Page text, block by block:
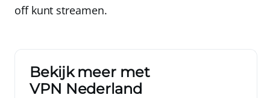
off kunt streamen.
Bekijk meer met
VPN Nederland